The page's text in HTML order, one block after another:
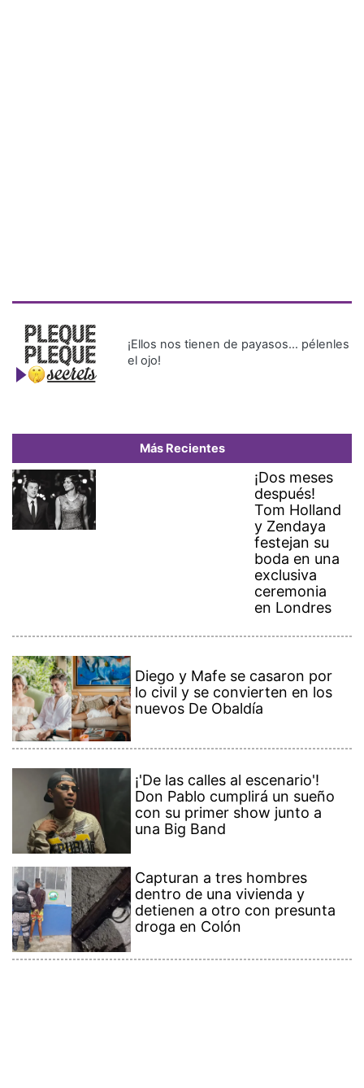
¡Ellos nos tienen de payasos… pélenles
el ojo!
Más Recientes
¡Dos meses
después!
Tom Holland
y Zendaya
festejan su
boda en una
exclusiva
ceremonia
en Londres
Diego y Mafe se casaron por
lo civil y se convierten en los
nuevos De Obaldía
¡'De las calles al escenario'!
Don Pablo cumplirá un sueño
con su primer show junto a
una Big Band
Capturan a tres hombres
dentro de una vivienda y
detienen a otro con presunta
droga en Colón